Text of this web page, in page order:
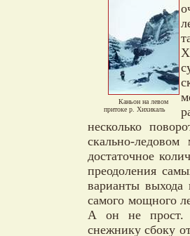
Каньон на левом
притоке р. Хихикаль
несколько
скально-
достаточное
преодоления
варианты выхода
самого мощного
А он не прост.
снежнику сбоку